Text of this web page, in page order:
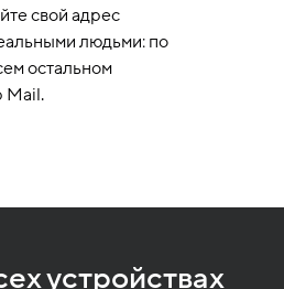
свой адрес
людьми: по
остальном
Mail.
устройствах